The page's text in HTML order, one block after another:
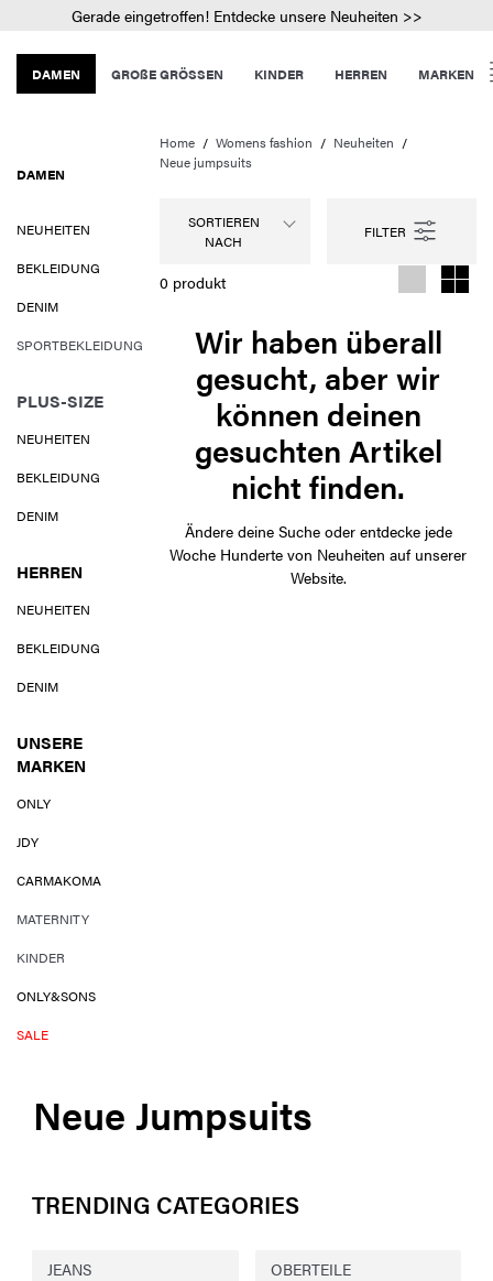
Gerade eingetroffen! Entdecke unsere Neuheiten >>
DAMEN GROßE GRÖSSEN KINDER HERREN MARKEN
DAMEN
NEUHEITEN
BEKLEIDUNG
DENIM
SPORTBEKLEIDUNG
PLUS-SIZE
NEUHEITEN
BEKLEIDUNG
DENIM
HERREN
NEUHEITEN
BEKLEIDUNG
DENIM
UNSERE
MARKEN
ONLY
JDY
CARMAKOMA
MATERNITY
KINDER
ONLY&SONS
SALE
Home Womens fashion
Neuheiten
Neue jumpsuits
SORTIEREN
NACH
0 produkt
Wir haben überall
gesucht, aber wir
können deinen
gesuchten Artikel
nicht finden.
Ändere deine Suche oder entdecke jede
Woche Hunderte von Neuheiten auf unserer
Website.
Neue Jumpsuits
TRENDING CATEGORIES
JEANS OBERTEILE